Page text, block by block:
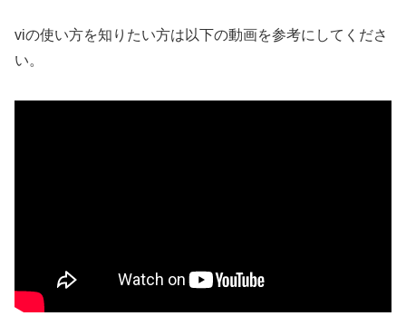
viの使い方を知りたい方は以下の動画を参考にしてくださ
い。